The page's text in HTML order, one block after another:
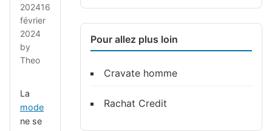
202416
février
2024
by
Theo
La
mode
ne se
Pour allez plus loin
Cravate homme
Rachat Credit